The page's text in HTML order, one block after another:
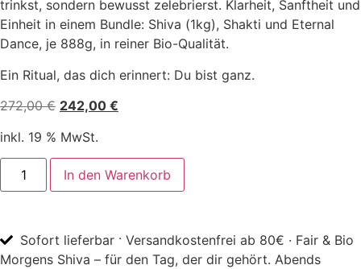
trinkst, sondern bewusst zelebrierst. Klarheit, Sanftheit und
Einheit in einem Bundle: Shiva (1kg), Shakti und Eternal
Dance, je 888g, in reiner Bio-Qualität.
Ein Ritual, das dich erinnert: Du bist ganz.
272,00€ 242,00 €
inkl. 19 % MwSt.
In den Warenkorb
Sofort lieferbar · Versandkostenfrei ab 80€ · Fair & Bio
Morgens Shiva – für den Tag, der dir gehört. Abends